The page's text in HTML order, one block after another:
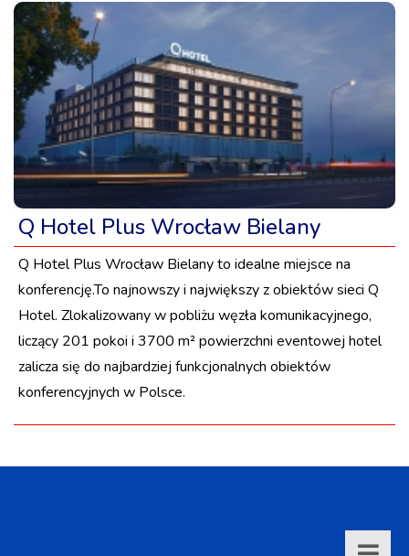
Q Hotel Plus Wrocław Bielany
Q Hotel Plus Wrocław Bielany to idealne miejsce na
konferencję.To najnowszy i największy z obiektów sieci Q
Hotel. Zlokalizowany w pobliżu węzła komunikacyjnego,
liczący 201 pokoi i 3700 m² powierzchni eventowej hotel
zalicza się do najbardziej funkcjonalnych obiektów
konferencyjnych w Polsce.